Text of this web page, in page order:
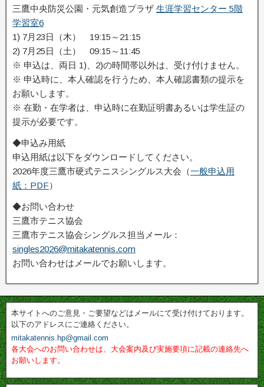
三鷹中央防災公園・元気創造プラザ 生涯学習センター 5階
学習室6
1) 7月23日（木） 19:15～21:15
2) 7月25日（土） 09:15～11:45
※ 申込は、両日 1)、2)の時間帯以外は、受け付けません。
※ 申込時に、本人確認を行うため、本人確認書類の提示を
お願いします。
※ 在勤・在学者は、申込時に在勤証明書あるいは学生証の
提示が必要です。
◆申込み用紙
申込用紙は以下をダウンロードしてください。
2026年度三鷹市硬式テニスシングルス大会（一般申込用
紙：PDF）
◆お問い合わせ
三鷹市テニス協会
三鷹市テニス協会シングルス担当メール：
singles2026@mitakatennis.com
お問い合わせはメールでお願いします。
本サイトへのご意見・ご要望などはメールにて受け付けております。
以下のアドレスにご連絡ください。
mitakatennis.hp@gmail.com
各大会へのお問い合わせは、大会案内及び実施要項に記載の連絡先へ
お願いします。